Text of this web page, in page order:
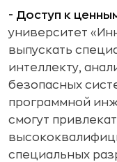
- Доступ к
университет
выпускать
интеллекту,
безопасных
программной
смогут
специальных